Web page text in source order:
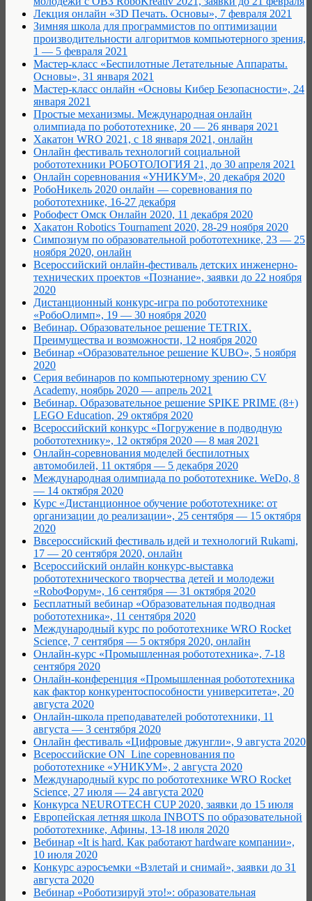
Лекция онлайн «3D Печать. Основы», 7 февраля 2021
Зимняя школа для программистов по оптимизации
производительности алгоритмов компьютерного зрения,
1 — 5 февраля 2021
Мастер-класс «Беспилотные Летательные Аппараты.
Основы», 31 января 2021
Мастер-класс онлайн «Основы Кибер Безопасности», 24
января 2021
Простые механизмы. Международная онлайн
олимпиада по робототехнике, 20 — 26 января 2021
Хакатон WRO 2021, с 18 января 2021, онлайн
Онлайн фестиваль технологий социальной
робототехники РОБОТОЛОГИЯ 21, до 30 апреля 2021
Онлайн соревнования «УНИКУМ», 20 декабря 2020
РобоНикель 2020 онлайн — соревнования по
робототехнике, 16-27 декабря
Робофест Омск Онлайн 2020, 11 декабря 2020
Хакатон Robotics Tournament 2020, 28-29 ноября 2020
Cимпозиум по образовательной робототехнике, 23 — 25
ноября 2020, онлайн
Всероссийский онлайн-фестиваль детских инженерно-
технических проектов «Познание», заявки до 22 ноября
2020
Дистанционный конкурс-игра по робототехнике
«РобоОлимп», 19 — 30 ноября 2020
Вебинар. Образовательное решение TETRIX.
Преимущества и возможности, 12 ноября 2020
Вебинар «Образовательное решение KUBO», 5 ноября
2020
Серия вебинаров по компьютерному зрению CV
Academy, ноябрь 2020 — апрель 2021
Вебинар. Образовательное решение SPIKE PRIME (8+)
LEGO Education, 29 октября 2020
Всероссийский конкурс «Погружение в подводную
робототехнику», 12 октября 2020 — 8 мая 2021
Онлайн-соревнования моделей беспилотных
автомобилей, 11 октября — 5 декабря 2020
Международная олимпиада по робототехнике. WeDo, 8
— 14 октября 2020
Курс «Дистанционное обучение робототехнике: от
организации до реализации», 25 сентября — 15 октября
2020
Ввсероссийский фестиваль идей и технологий Rukami,
17 — 20 сентября 2020, онлайн
Всероссийский онлайн конкурс-выставка
робототехнического творчества детей и молодежи
«RoboФорум», 16 сентября — 31 октября 2020
Бесплатный вебинар «Образовательная подводная
робототехника», 11 сентября 2020
Международный курс по робототехнике WRO Rocket
Science, 7 сентября — 5 октября 2020, онлайн
Онлайн-курс «Промышленная робототехника», 7-18
сентября 2020
Онлайн-конференция «Промышленная робототехника
как фактор конкурентоспособности университета», 20
августа 2020
Онлайн-школа преподавателей робототехники, 11
августа — 3 сентября 2020
Онлайн фестиваль «Цифровые джунгли», 9 августа 2020
Всероссийские ON_Line соревнования по
робототехнике «УНИКУМ», 2 августа 2020
Международный курс по робототехнике WRO Rocket
Science, 27 июля — 24 августа 2020
Конкурса NEUROTECH CUP 2020, заявки до 15 июля
Европейская летняя школа INBOTS по образовательной
робототехнике, Афины, 13-18 июля 2020
Вебинар «It is hard. Как работают hardware компании»,
10 июля 2020
Конкурс аэросъемки «Взлетай и снимай», заявки до 31
августа 2020
Вебинар «Роботизируй это!»: образовательная